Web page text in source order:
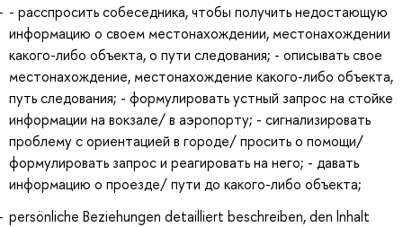
- расспросить собеседника, чтобы получить недостающую
информацию о своем местонахождении, местонахождении
какого-либо объекта, о пути следования; - описывать свое
местонахождение, местонахождение какого-либо объекта,
путь следования; - формулировать устный запрос на стойке
информации на вокзале/ в аэропорту; - сигнализировать
проблему с ориентацией в городе/ просить о помощи/
формулировать запрос и реагировать на него; - давать
информацию о проезде/ пути до какого-либо объекта;
persönliche Beziehungen detailliert beschreiben, den lnhalt